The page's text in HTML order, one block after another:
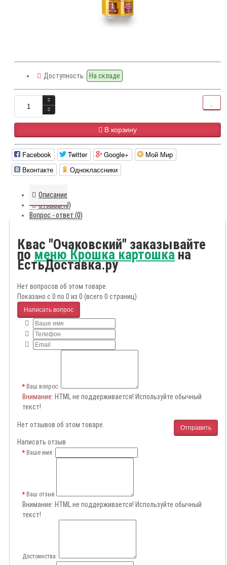
Доступность: На складе
В корзину
Facebook Twitter Google+
Мой Мир
Вконтакте
Одноклассники
Описание
Отзывы (0)
Вопрос - ответ (0)
Квас "Очаковский" заказывайте
поменю Крошка картошкана
ЕстьДоставка.ру
Нет вопросов об этом товаре.
Показано с 0 по 0 из 0 (всего 0 страниц)
Написать вопрос
Ваш вопрос:
Внимание: HTML не поддерживается! Используйте обычный
текст!
Отправить
Нет отзывов об этом товаре.
Написать отзыв
Ваше имя:
Ваш отзыв
Внимание: HTML не поддерживается! Используйте обычный
текст!
Достоинства: